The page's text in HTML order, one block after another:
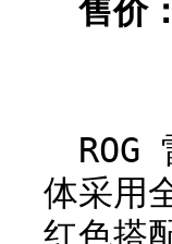
售价：
ROG
体采用
红色搭